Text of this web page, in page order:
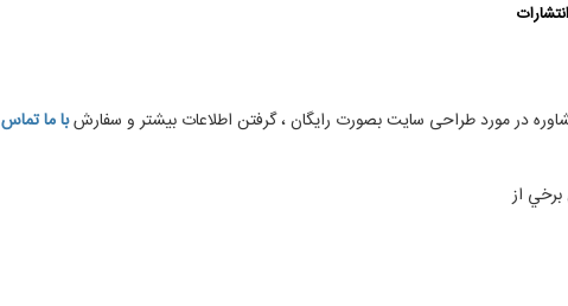
در مورد طراحی سایت بصورت رايگان ، گرفتن اطلاعات بيشتر و سفارشبا ما تماس
از